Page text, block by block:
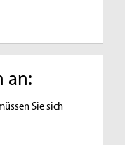
an:
Sie sich